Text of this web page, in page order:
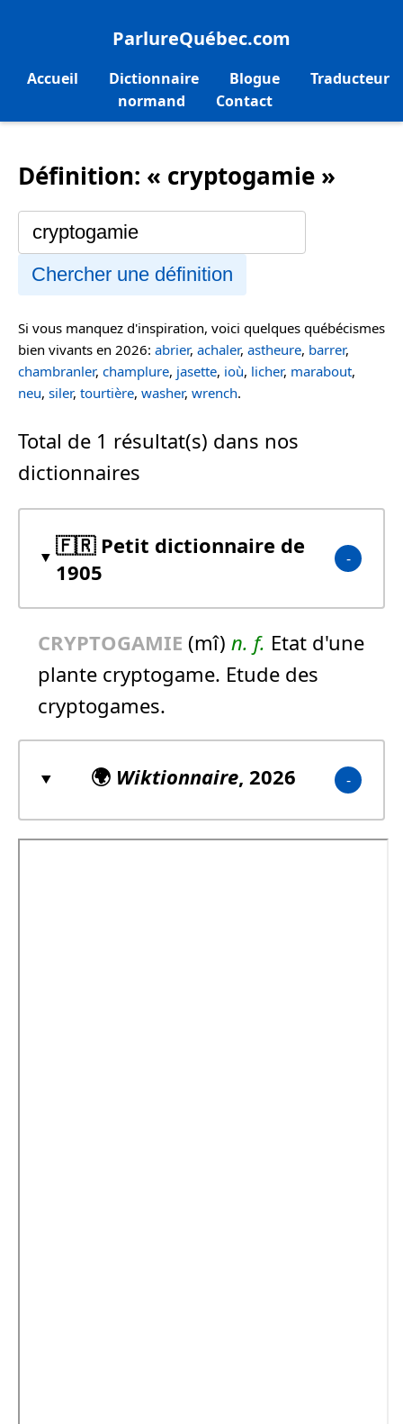
ParlureQuébec.com
Accueil Dictionnaire Blogue
Traducteur
normand
Contact
Définition: « cryptogamie »
Chercher une définition
Si vous manquez d'inspiration, voici quelques québécismes
bien vivants en 2026: abrier, achaler, astheure, barrer,
chambranler, champlure, jasette, ioù, licher, marabout,
neu, siler, tourtière, washer, wrench.
Total de 1 résultat(s) dans nos
dictionnaires
🇫🇷 Petit dictionnaire de
1905
CRYPTOGAMIE (mî) n. f. Etat d'une
plante cryptogame. Etude des
cryptogames.
🌍 Wiktionnaire, 2026